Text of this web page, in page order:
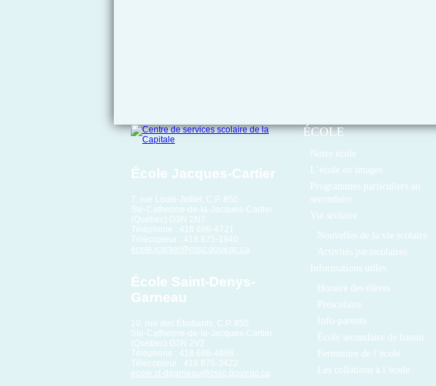
École Jacques-Cartier
7, rue Louis-Jolliet, C.P. 850
Ste-Catherine-de-la-Jacques-Cartier
(Québec) G3N 2N7
Téléphone : 418 686-4721
Télécopieur : 418 875-1940
ecole.jcartier@cssc.gouv.qc.ca
École Saint-Denys-
Garneau
10, rue des Étudiants, C.P. 850
Ste-Catherine-de-la-Jacques-Cartier
(Québec) G3N 2V2
Téléphone : 418 686-4666
Télécopieur : 418 875-3422
ecole.st-dgarneau@cssc.gouv.qc.ca
ÉCOLE
Notre école
L’école en images
Programmes particuliers au
secondaire
Vie scolaire
Nouvelles de la vie scolaire
Activités parascolaires
Informations utiles
Horaire des élèves
Préscolaire
Info-parents
École secondaire de bassin
Fermeture de l’école
Les collations à l’école